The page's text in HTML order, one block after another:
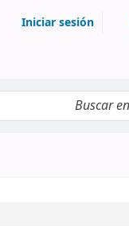
Iniciar sesión